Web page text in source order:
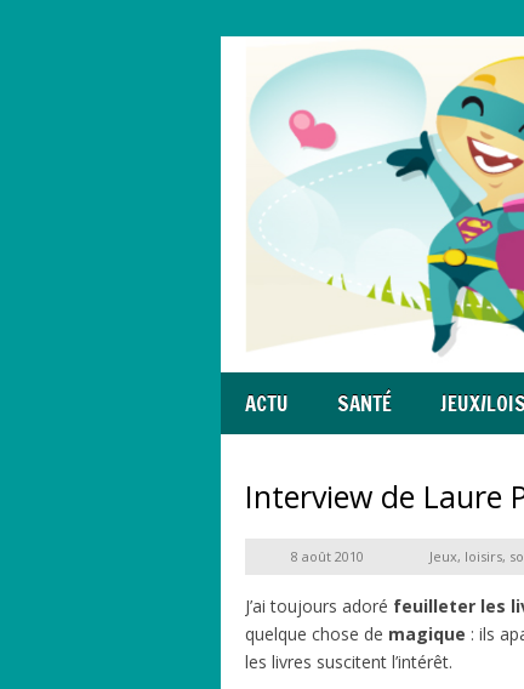
ACTU SANTÉ JEUX/
Interview de Laure
8 août 2010 Jeux, loisirs,
J’ai toujours adoré feuilleter les
quelque chose de magique : ils
les livres suscitent l’intérêt.